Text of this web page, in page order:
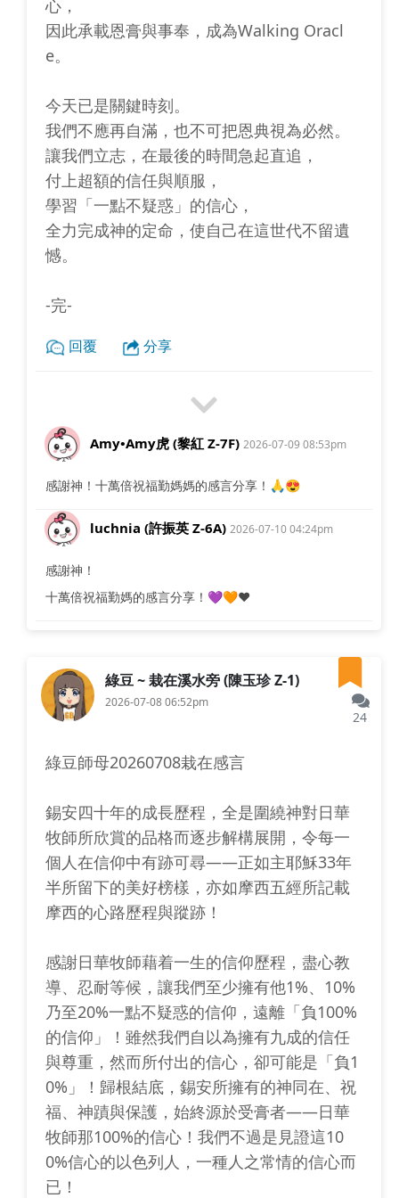
心，
因此承載恩膏與事奉，成為Walking Oracl
e。
今天已是關鍵時刻。
我們不應再自滿，也不可把恩典視為必然。
讓我們立志，在最後的時間急起直追，
付上超額的信任與順服，
學習「一點不疑惑」的信心，
全力完成神的定命，使自己在這世代不留遺
憾。
-完-
回覆 分享
Amy•Amy虎 (黎紅 Z-7F) 2026-07-09 08:53pm
感謝神！十萬倍祝福勤媽媽的感言分享！🙏😍
luchnia (許振英 Z-6A) 2026-07-10 04:24pm
感謝神！
十萬倍祝福勤媽的感言分享！💜🧡❤️
綠豆 ~ 栽在溪水旁 (陳玉珍 Z-1)
2026-07-08 06:52pm
24
綠豆師母20260708栽在感言
錫安四十年的成長歷程，全是圍繞神對日華
牧師所欣賞的品格而逐步解構展開，令每一
個人在信仰中有跡可尋——正如主耶穌33年
半所留下的美好榜樣，亦如摩西五經所記載
摩西的心路歷程與蹤跡！
感謝日華牧師藉着一生的信仰歷程，盡心教
導、忍耐等候，讓我們至少擁有他1%、10%
乃至20%一點不疑惑的信仰，遠離「負100%
的信仰」！雖然我們自以為擁有九成的信任
與尊重，然而所付出的信心，卻可能是「負1
0%」！歸根結底，錫安所擁有的神同在、祝
福、神蹟與保護，始終源於受膏者——日華
牧師那100%的信心！我們不過是見證這10
0%信心的以色列人，一種人之常情的信心而
已！